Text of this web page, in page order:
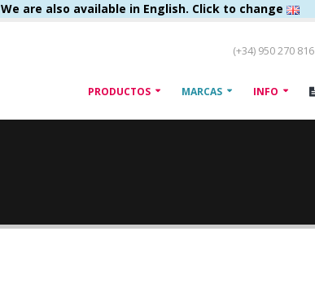
We are also available in English. Click to change
(+34) 950 270 816
PRODUCTOS MARCAS INFO